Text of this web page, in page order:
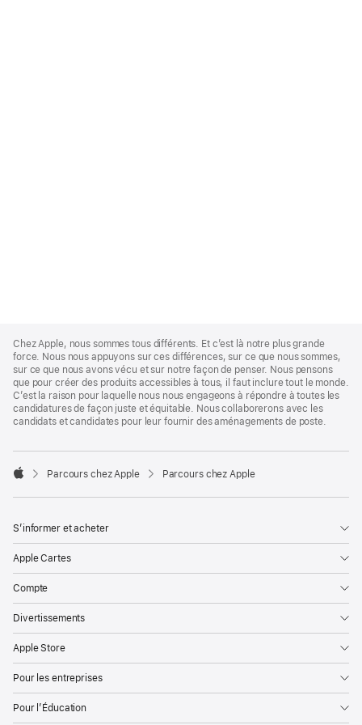
Footer
Chez Apple, nous sommes tous différents. Et c’est là notre plus grande
force. Nous nous appuyons sur ces différences, sur ce que nous sommes,
sur ce que nous avons vécu et sur notre façon de penser. Nous pensons
que pour créer des produits accessibles à tous, il faut inclure tout le monde.
C’est la raison pour laquelle nous nous engageons à répondre à toutes les
candidatures de façon juste et équitable. Nous collaborerons avec les
candidats et candidates pour leur fournir des aménagements de poste.

Parcours chez Apple Parcours chez Apple
S’informer et acheter
Apple Cartes
Compte
Divertissements
Apple Store
Pour les entreprises
Pour l’Éducation